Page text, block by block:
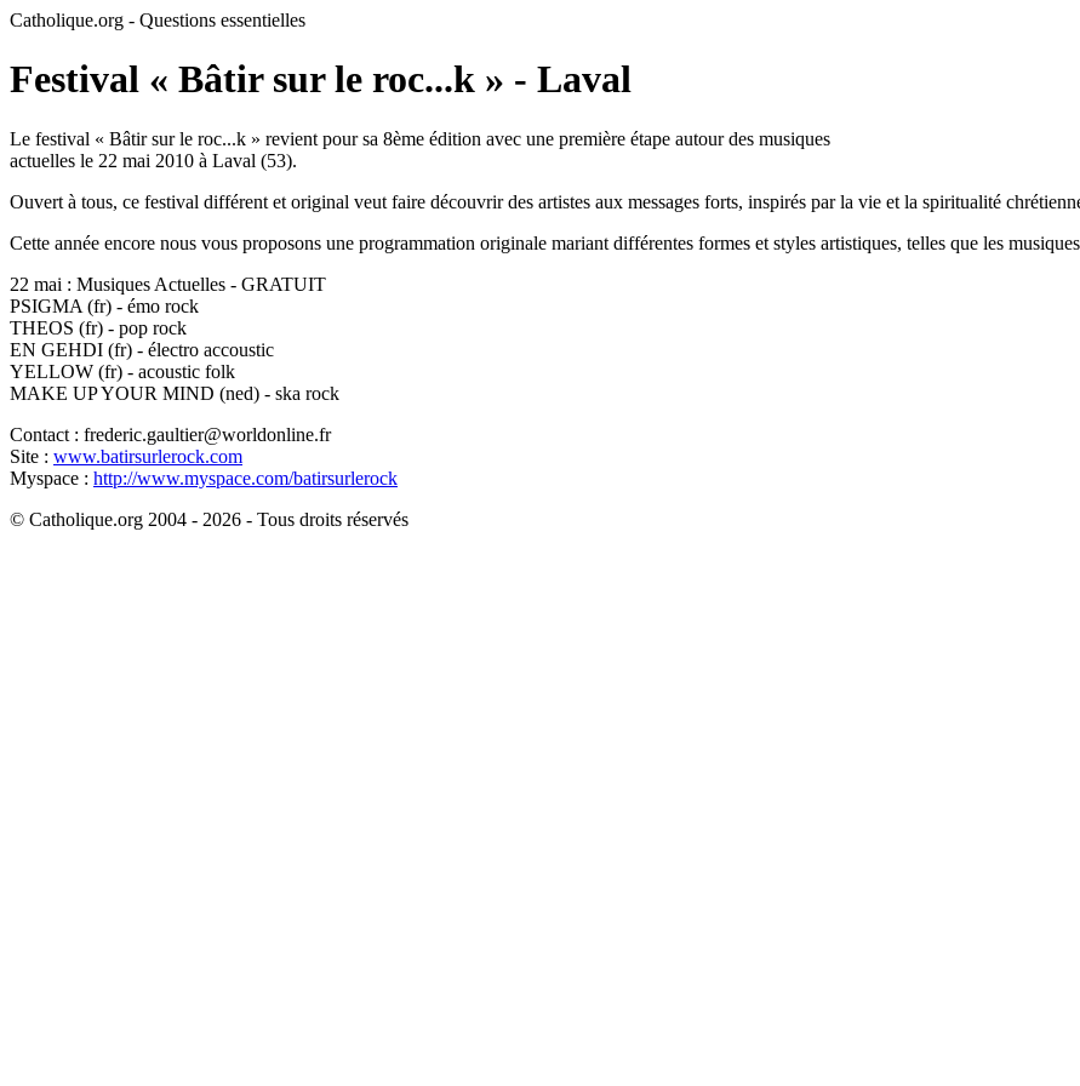
Catholique.org - Questions essentielles
Festival « Bâtir sur le roc...k » - Laval
Le festival « Bâtir sur le roc...k » revient pour sa 8ème édition avec une première étape autour des musiques
actuelles le 22 mai 2010 à Laval (53).
Ouvert à tous, ce festival différent et original veut faire découvrir des artistes aux messages forts, inspirés par la vie et la spiritualité
Cette année encore nous vous proposons une programmation originale mariant différentes formes et styles artistiques, telles que les
22 mai : Musiques Actuelles - GRATUIT
PSIGMA (fr) - émo rock
THEOS (fr) - pop rock
EN GEHDI (fr) - électro accoustic
YELLOW (fr) - acoustic folk
MAKE UP YOUR MIND (ned) - ska rock
Contact : frederic.gaultier@worldonline.fr
Site : www.batirsurlerock.com
Myspace : http://www.myspace.com/batirsurlerock
© Catholique.org 2004 - 2026 - Tous droits réservés